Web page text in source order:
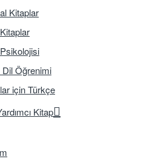
Kitaplar
Dil Öğrenimi
için Türkçe
Kitap